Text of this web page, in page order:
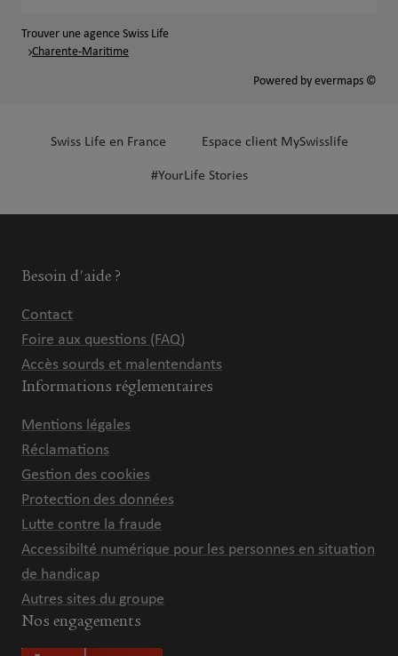
Trouver une agence Swiss Life
Charente-Maritime
Powered by evermaps ©
Swiss Life en France Espace client MySwisslife
#YourLife Stories
Besoin d'aide ?
Contact
Foire aux questions (FAQ)
Accès sourds et malentendants
Informations réglementaires
Mentions légales
Réclamations
Gestion des cookies
Protection des données
Lutte contre la fraude
Accessibilté numérique pour les personnes en situation
de handicap
Autres sites du groupe
Nos engagements